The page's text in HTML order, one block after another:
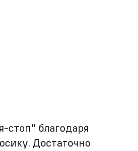
стоп" благодаря
Достаточно